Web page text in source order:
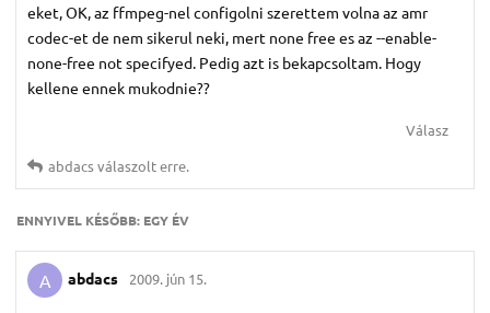
eket, OK, az ffmpeg-nel configolni szerettem volna az amr
codec-et de nem sikerul neki, mert none free es az --enable-
none-free not specifyed. Pedig azt is bekapcsoltam. Hogy
kellene ennek mukodnie??
Válasz
abdacsválaszolt erre.
ENNYIVEL KÉSŐBB: EGY ÉV
A abdacs 2009. jún 15.